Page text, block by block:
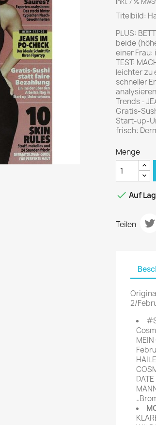
Gute
MO
PS
Mare
Titelbild:
PLUS:
beide
einer Frau:
TEST:
leichter zu
schneller
Trends -
Gratis-
Start-up-
frisch:
Menge
 Auf
Teilen
2/